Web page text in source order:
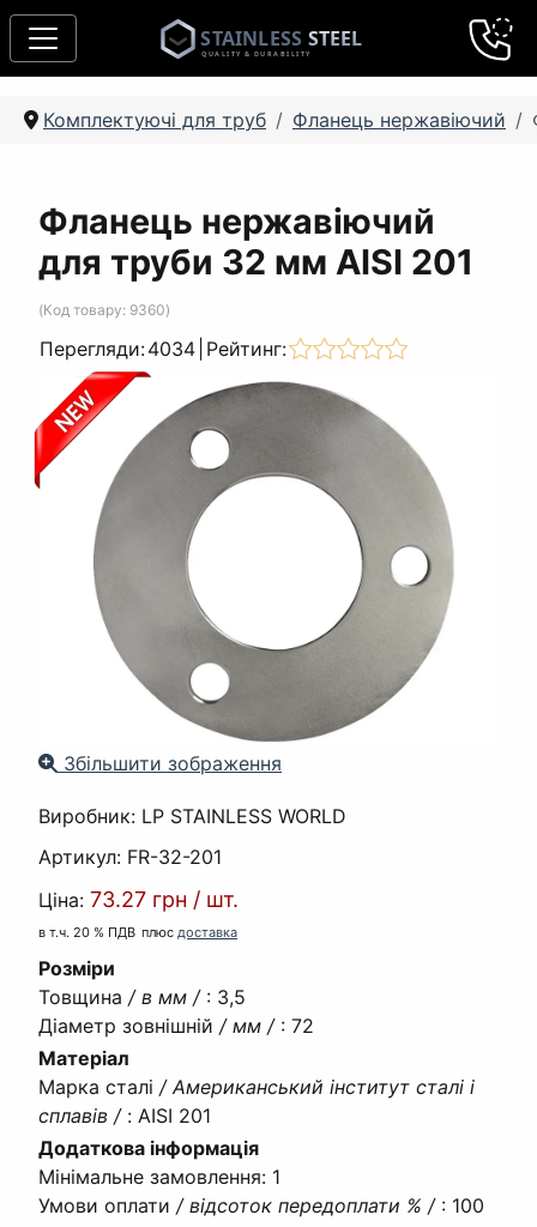
Комплектуючі для труб Фланець нержавіючий
Фланець нержавіючий
для труби 32 мм AISI 201
(Код товару: 9360)
Перегляди:4034 Рейтинг:
Збільшити зображення
Виробник: LP STAINLESS WORLD
Артикул: FR-32-201
Ціна: 73.27 грн / шт.
в т.ч. 20 % ПДВ плюс доставка
Розміри
Товщина / в мм / : 3,5
Діаметр зовнішній / мм / : 72
Матеріал
Марка сталі / Американський інститут сталі і
сплавів / : AISI 201
Додаткова інформація
Мінімальне замовлення: 1
Умови оплати / відсоток передоплати % / : 100